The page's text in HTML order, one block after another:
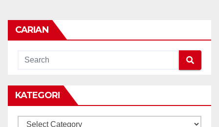
CARIAN
KATEGORI
KATEGORI